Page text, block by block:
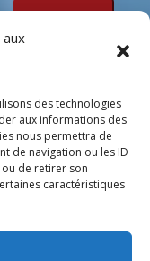
des technologies
aux informations des
nous permettra de
de navigation ou les ID
ou de retirer son
caractéristiques